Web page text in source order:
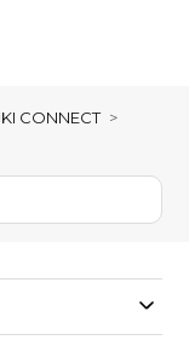
CONNECT